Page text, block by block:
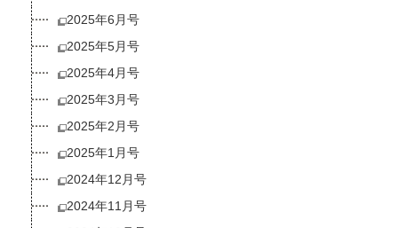
2025年6月号
2025年5月号
2025年4月号
2025年3月号
2025年2月号
2025年1月号
2024年12月号
2024年11月号